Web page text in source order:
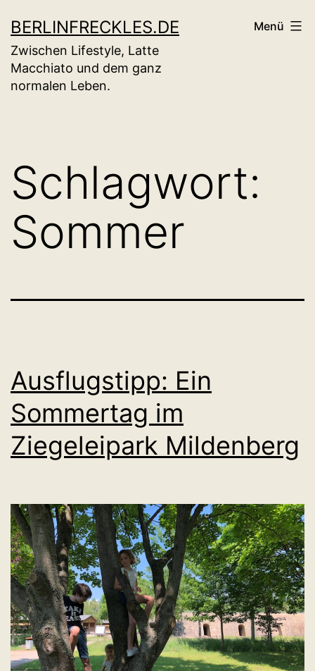
Inhalt
springen
BERLINFRECKLES.DE
Zwischen Lifestyle, Latte
Macchiato und dem ganz
normalen Leben.
Menü
Schlagwort:
Sommer
Ausflugstipp: Ein
Sommertag im
Ziegeleipark Mildenberg